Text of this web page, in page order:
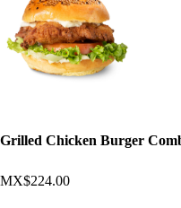
Grilled Chicken Burger
MX$224.00